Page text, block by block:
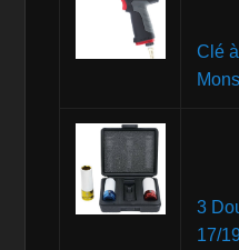
Clé
3
17/